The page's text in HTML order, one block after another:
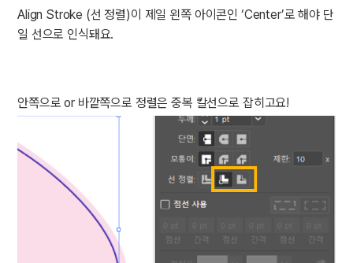
Align Stroke (선 정렬)이 제일 왼쪽 아이콘인 ‘Center’로 해야 단
일 선으로 인식돼요.
안쪽으로 or 바깥쪽으로 정렬은 중복 칼선으로 잡히고요!